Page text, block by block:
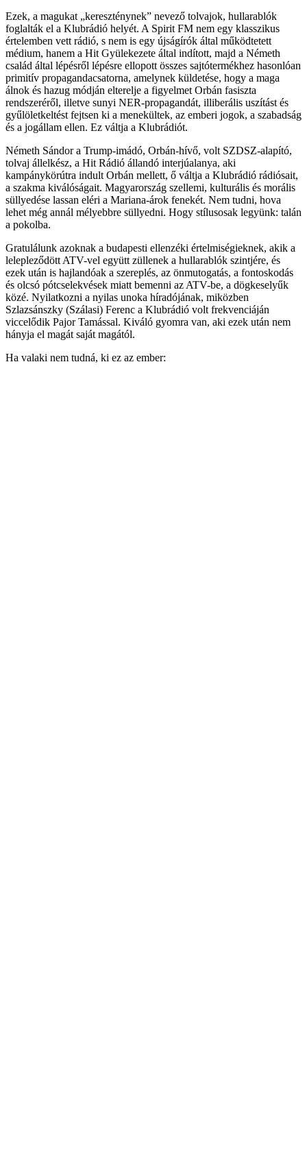
Ezek, a magukat „kereszténynek” nevező tolvajok, hullarablók
foglalták el a Klubrádió helyét. A Spirit FM nem egy klasszikus
értelemben vett rádió, s nem is egy újságírók által működtetett
médium, hanem a Hit Gyülekezete által indított, majd a Németh
család által lépésről lépésre ellopott összes sajtótermékhez hasonlóan
primitív propagandacsatorna, amelynek küldetése, hogy a maga
álnok és hazug módján elterelje a figyelmet Orbán fasiszta
rendszeréről, illetve sunyi NER-propagandát, illiberális uszítást és
gyűlöletkeltést fejtsen ki a menekültek, az emberi jogok, a szabadság
és a jogállam ellen. Ez váltja a Klubrádiót.
Németh Sándor a Trump-imádó, Orbán-hívő, volt SZDSZ-alapító,
tolvaj állelkész, a Hit Rádió állandó interjúalanya, aki
kampánykörútra indult Orbán mellett, ő váltja a Klubrádió rádiósait,
a szakma kiválóságait. Magyarország szellemi, kulturális és morális
süllyedése lassan eléri a Mariana-árok fenekét. Nem tudni, hova
lehet még annál mélyebbre süllyedni. Hogy stílusosak legyünk: talán
a pokolba.
Gratulálunk azoknak a budapesti ellenzéki értelmiségieknek, akik a
lelepleződött ATV-vel együtt züllenek a hullarablók szintjére, és
ezek után is hajlandóak a szereplés, az önmutogatás, a fontoskodás
és olcsó pótcselekvések miatt bemenni az ATV-be, a dögkeselyűk
közé. Nyilatkozni a nyilas unoka híradójának, miközben
Szlazsánszky (Szálasi) Ferenc a Klubrádió volt frekvenciáján
viccelődik Pajor Tamással. Kiváló gyomra van, aki ezek után nem
hányja el magát saját magától.
Ha valaki nem tudná, ki ez az ember: